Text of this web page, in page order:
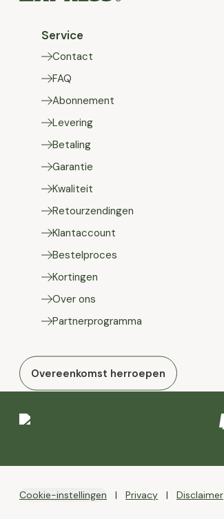
Service
Contact
FAQ
Abonnement
Levering
Betaling
Garantie
Kwaliteit
Retourzendingen
Klantaccount
Bestelproces
Kortingen
Over ons
Partnerprogramma
Overeenkomst herroepen
Cookie-instellingen Privacy Disclaimer